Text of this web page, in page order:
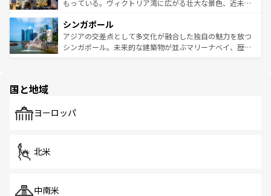
参照してほしい。
いビーチでリゾート気分を楽しむことができる。タイ料理
激する。気候は一年中温暖で、どの季節にも異なる楽しみ
が待っている。親しみやすいタイの人々、仏教を中心とし
た文化、そして多様な観光資源が、訪れる旅人を魅了し続
もっている。ヴィクトリア湾に広がる壮大な景色、近未来
み、どこを訪れても感動するはず。観光スポットが密集し
ており、効率よく見どころを回れるのも魅力。息をのむよ
うな絶景から文化的な体験まで、香港を存分に楽しみ尽く
シンガポール
アジアの交差点として多文化が融合した独自の魅力を放つ
シンガポール。未来的な建築物が並ぶマリーナベイ、歴史
で、ホーカーズは地元の風情を楽しめる外せないスポット
国と地域
ヨーロッパ
北米
中南米